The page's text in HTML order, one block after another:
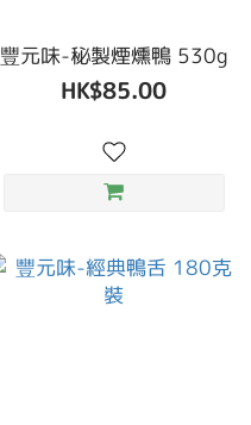
豐元味-秘製煙燻鴨 530g
HK$85.00